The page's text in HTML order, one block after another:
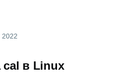
2022
cal в Linux